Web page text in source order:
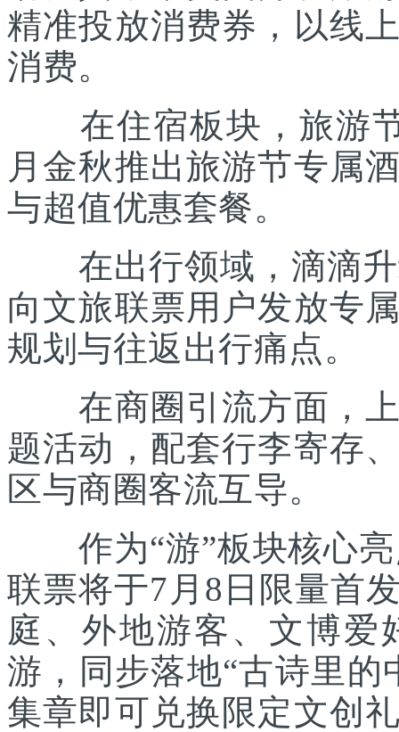
精准投放消费券，以线
消费。
在住宿板块，旅游节
月金秋推出旅游节专属
与超值优惠套餐。
在出行领域，滴滴升
向文旅联票用户发放专
规划与往返出行痛点。
在商圈引流方面，上
题活动，配套行李寄存
区与商圈客流互导。
作为“游”板块核心亮
联票将于7月8日限量首
庭、外地游客、文博爱
游，同步落地“古诗里
集章即可兑换限定文创